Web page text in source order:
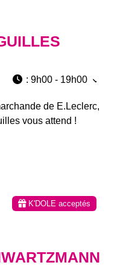
: 9h00 - 19h00
de E.Leclerc,
vous attend !
K'DOLE acceptés